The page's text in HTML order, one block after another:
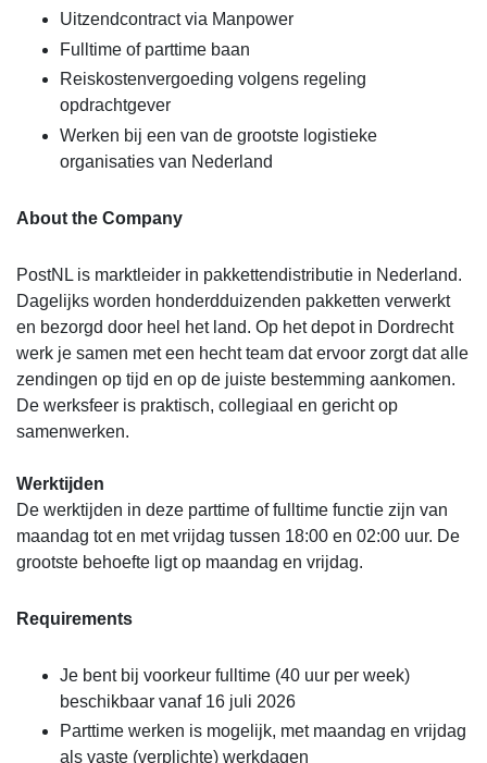
Uitzendcontract via Manpower
Fulltime of parttime baan
Reiskostenvergoeding volgens regeling
opdrachtgever
Werken bij een van de grootste logistieke
organisaties van Nederland
About the Company
PostNL is marktleider in pakkettendistributie in Nederland.
Dagelijks worden honderdduizenden pakketten verwerkt
en bezorgd door heel het land. Op het depot in Dordrecht
werk je samen met een hecht team dat ervoor zorgt dat alle
zendingen op tijd en op de juiste bestemming aankomen.
De werksfeer is praktisch, collegiaal en gericht op
samenwerken.
Werktijden
De werktijden in deze parttime of fulltime functie zijn van
maandag tot en met vrijdag tussen 18:00 en 02:00 uur. De
grootste behoefte ligt op maandag en vrijdag.
Requirements
Je bent bij voorkeur fulltime (40 uur per week)
beschikbaar vanaf 16 juli 2026
Parttime werken is mogelijk, met maandag en vrijdag
als vaste (verplichte) werkdagen